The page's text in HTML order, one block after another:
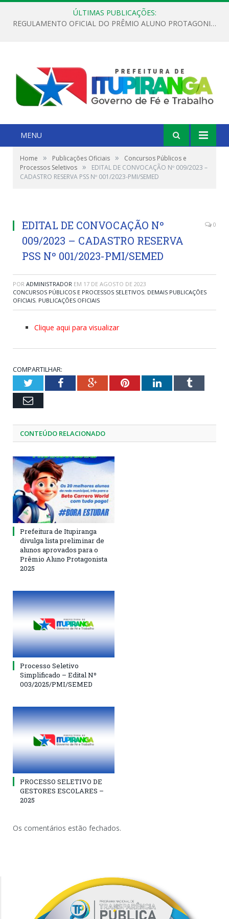
ÚLTIMAS PUBLICAÇÕES:
REGULAMENTO OFICIAL DO PRÊMIO ALUNO PROTAGONISTA – EDIÇÃO 2026
MENU
Home » Publicações Oficiais »
Concursos Públicos e
Processos Seletivos »
EDITAL DE CONVOCAÇÃO Nº 009/2023 –
CADASTRO RESERVA PSS Nº 001/2023-PMI/SEMED
EDITAL DE CONVOCAÇÃO Nº
009/2023 – CADASTRO RESERVA
PSS Nº 001/2023-PMI/SEMED
0
POR ADMINISTRADOR EM 17 DE AGOSTO DE 2023
CONCURSOS PÚBLICOS E PROCESSOS SELETIVOS, DEMAIS PUBLICAÇÕES
OFICIAIS, PUBLICAÇÕES OFICIAIS
Clique aqui para visualizar
COMPARTILHAR:
TwitterFacebookGoogle+PinterestLinkedInTumblr
Email
CONTEÚDO RELACIONADO
Prefeitura de Itupiranga
divulga lista preliminar de
alunos aprovados para o
Prêmio Aluno Protagonista
2025
Processo Seletivo
Simplificado – Edital Nº
003/2025/PMI/SEMED
PROCESSO SELETIVO DE
GESTORES ESCOLARES –
2025
Os comentários estão fechados.